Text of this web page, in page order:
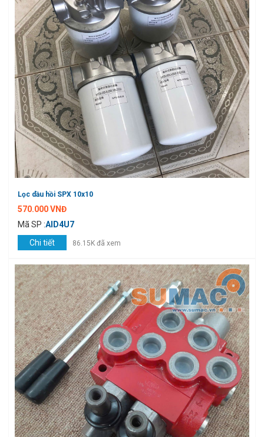
Lọc dầu hồi SPX 10x10
570.000 VNĐ
Mã SP :AID4U7
Chi tiết
86.15K đã xem